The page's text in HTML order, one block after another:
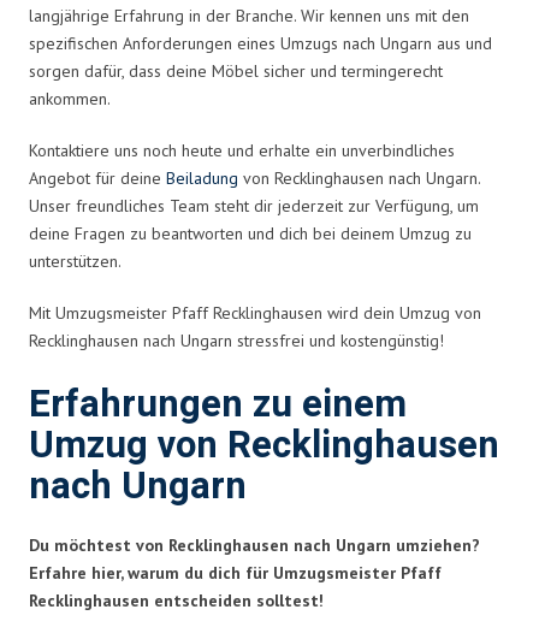
langjährige Erfahrung in der Branche. Wir kennen uns mit den
spezifischen Anforderungen eines Umzugs nach Ungarn aus und
sorgen dafür, dass deine Möbel sicher und termingerecht
ankommen.
Kontaktiere uns noch heute und erhalte ein unverbindliches
Angebot für deine Beiladung von Recklinghausen nach Ungarn.
Unser freundliches Team steht dir jederzeit zur Verfügung, um
deine Fragen zu beantworten und dich bei deinem Umzug zu
unterstützen.
Mit Umzugsmeister Pfaff Recklinghausen wird dein Umzug von
Recklinghausen nach Ungarn stressfrei und kostengünstig!
Erfahrungen zu einem
Umzug von Recklinghausen
nach Ungarn
Du möchtest von Recklinghausen nach Ungarn umziehen?
Erfahre hier, warum du dich für Umzugsmeister Pfaff
Recklinghausen entscheiden solltest!